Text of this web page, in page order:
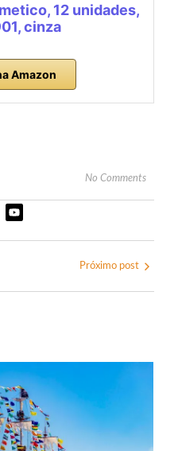
12 unidades,
cinza
Amazon
No Comments
Próximo post